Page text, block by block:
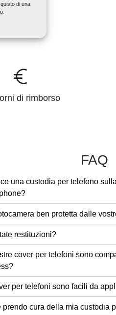
di una
di rimborso
FAQ
una custodia per telefono
ben protetta dalle
restituzioni?
cover per telefoni sono
per telefoni sono facili da
prendo cura della mia custodia